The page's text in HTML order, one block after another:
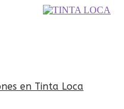
Ir
Ir
en Tinta Loca